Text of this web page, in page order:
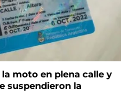
moto en plena calle y
suspendieron la